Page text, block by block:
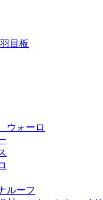
目板
ウォーロ
ルーフ